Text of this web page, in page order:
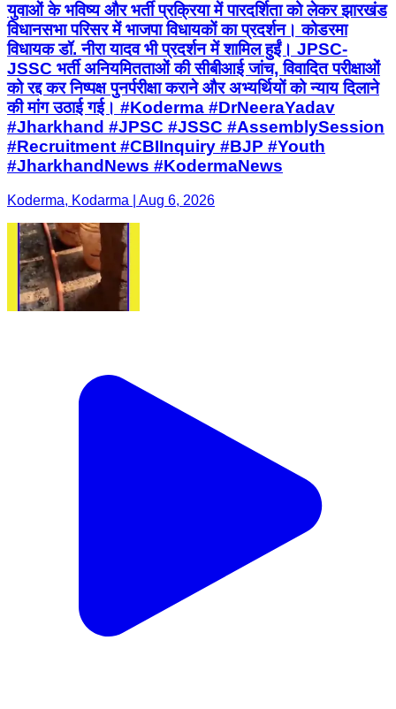
युवाओं के भविष्य और भर्ती प्रक्रिया में पारदर्शिता को लेकर झारखंड
विधानसभा परिसर में भाजपा विधायकों का प्रदर्शन। कोडरमा
विधायक डॉ. नीरा यादव भी प्रदर्शन में शामिल हुईं। JPSC-
JSSC भर्ती अनियमितताओं की सीबीआई जांच, विवादित परीक्षाओं
को रद्द कर निष्पक्ष पुनर्परीक्षा कराने और अभ्यर्थियों को न्याय दिलाने
की मांग उठाई गई। #Koderma #DrNeeraYadav
#Jharkhand #JPSC #JSSC #AssemblySession
#Recruitment #CBIInquiry #BJP #Youth
#JharkhandNews #KodermaNews
Koderma, Kodarma | Aug 6, 2026